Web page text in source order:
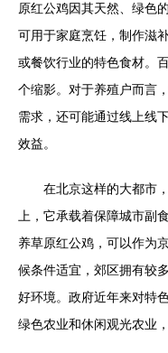
原红公鸡因其天然、绿色
可用于家庭烹饪，制作滋
或餐饮行业的特色食材。
个缩影。对于养殖户而言
需求，还可能通过线上线
效益。
在北京这样的大都市
上，它承载着保障城市副
养草原红公鸡，可以作为
候条件适宜，郊区拥有较
好环境。政府近年来对特
绿色农业和休闲观光农业